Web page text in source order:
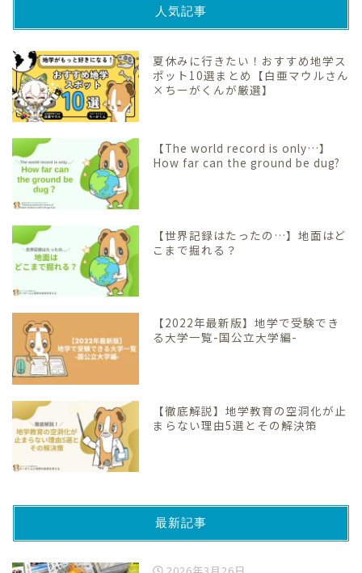
人気記事
夏休みに行きたい！おすすめ地学ス
ポット10選まとめ【白亜マウルさん
×ちーがくんが厳選】
【The world record is only…】
How far can the ground be dug?
【世界記録はたったの…】地面はど
こまで掘れる？
【2022年最新版】地学で受験でき
る大学一覧-国公立大学編-
【徹底解説】地学教育の空洞化が止
まらない理由5選とその解決策
最新記事